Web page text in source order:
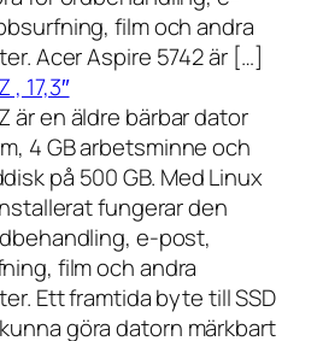
film och andra
Acer Aspire 5742 är […]
17,3″
är en äldre bärbar dator
4 GB arbetsminne och
på 500 GB. Med Linux
fungerar den
e-post,
film och andra
Ett framtida byte till SSD
göra datorn märkbart